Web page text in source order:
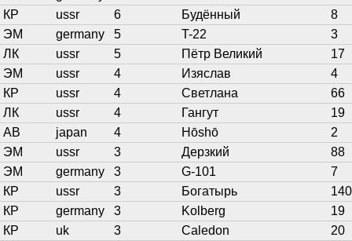
КР
ussr 6 Будённый
8
ЭМ
germany 5 T-22
3
ЛК
ussr 5 Пётр Великий
17
ЭМ
ussr 4 Изяслав
4
КР
ussr 4 Светлана
66
ЛК
ussr 4 Гангут
19
АВ
japan 4 Hōshō
2
ЭМ
ussr 3 Дерзкий
88
ЭМ
germany 3 G-101
7
КР
ussr 3 Богатырь
140
КР
germany 3 Kolberg
19
КР
uk 3 Caledon
20